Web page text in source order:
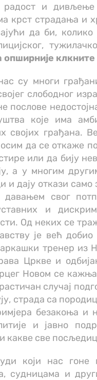
радост и
крст страдања и
да би,
опширније
су многи
слободног
послове
које има
својих грађана.
да се откаже
или да бију
а у многим
и дају откази
давањем свог
и
Од неких се
је већ
тренер из
Цркве и
Новом се
случај
страда са
безакоња и
и јавно
какве све
који нас гоне
судницама и